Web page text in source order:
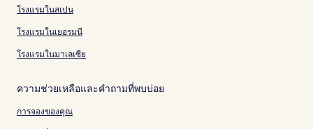
โรงแรมในสเปน
โรงแรมในเยอรมนี
โรงแรมในมาเลเซีย
ความช่วยเหลือและคำถามที่พบบ่อย
การจองของคุณ